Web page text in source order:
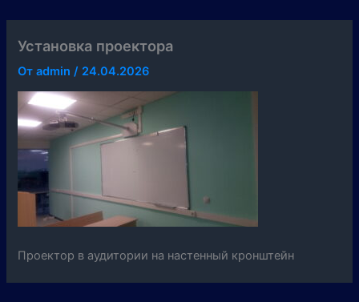
Установка проектора
Отadmin/ 24.04.2026
Проектор в аудитории на настенный кронштейн